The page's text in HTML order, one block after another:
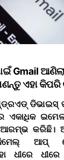
Gmail
ଏହା କିପରି
ଡିଭାଇସ୍
ଏକାଧିକ
ଆରମ୍ଭ କରିଛି।
ଆପ୍
ଧୀରେ